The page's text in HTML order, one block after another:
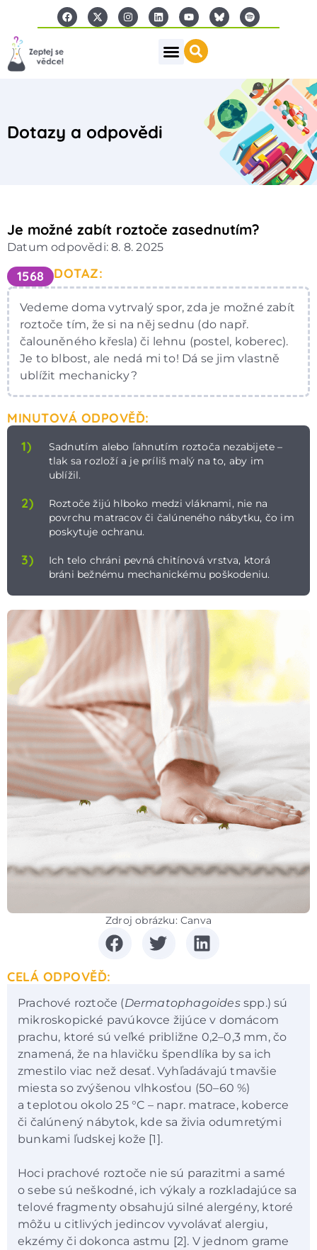
Dotazy a odpovědi
Je možné zabít roztoče zasednutím?
Datum odpovědi: 8. 8. 2025
1568 DOTAZ:
Vedeme doma vytrvalý spor, zda je možné zabít
roztoče tím, že si na něj sednu (do např.
čalouněného křesla) či lehnu (postel, koberec).
Je to blbost, ale nedá mi to! Dá se jim vlastně
ublížit mechanicky?
MINUTOVÁ ODPOVĚĎ:
1)
Sadnutím alebo ľahnutím roztoča nezabijete –
tlak sa rozloží a je príliš malý na to, aby im
ublížil.
2)
Roztoče žijú hlboko medzi vláknami, nie na
povrchu matracov či čalúneného nábytku, čo im
poskytuje ochranu.
3)
Ich telo chráni pevná chitínová vrstva, ktorá
bráni bežnému mechanickému poškodeniu.
Zdroj obrázku: Canva
CELÁ ODPOVĚĎ:
Prachové roztoče (Dermatophagoidesspp.) sú
mikroskopické pavúkovce žijúce v domácom
prachu, ktoré sú veľké približne 0,2–0,3 mm, čo
znamená, že na hlavičku špendlíka by sa ich
zmestilo viac než desať. Vyhľadávajú tmavšie
miesta so zvýšenou vlhkosťou (50–60 %)
a teplotou okolo 25 °C – napr. matrace, koberce
či čalúnený nábytok, kde sa živia odumretými
bunkami ľudskej kože [1].
Hoci prachové roztoče nie sú parazitmi a samé
o sebe sú neškodné, ich výkaly a rozkladajúce sa
telové fragmenty obsahujú silné alergény, ktoré
môžu u citlivých jedincov vyvolávať alergiu,
ekzémy či dokonca astmu [2]. V jednom grame